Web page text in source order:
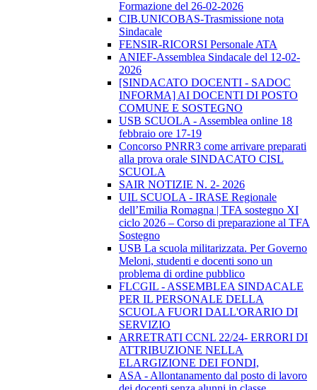
Formazione del 26-02-2026
CIB.UNICOBAS-Trasmissione nota
Sindacale
FENSIR-RICORSI Personale ATA
ANIEF-Assemblea Sindacale del 12-02-
2026
[SINDACATO DOCENTI - SADOC
INFORMA] AI DOCENTI DI POSTO
COMUNE E SOSTEGNO
USB SCUOLA - Assemblea online 18
febbraio ore 17-19
Concorso PNRR3 come arrivare preparati
alla prova orale SINDACATO CISL
SCUOLA
SAIR NOTIZIE N. 2- 2026
UIL SCUOLA - IRASE Regionale
dell’Emilia Romagna | TFA sostegno XI
ciclo 2026 – Corso di preparazione al TFA
Sostegno
USB La scuola militarizzata. Per Governo
Meloni, studenti e docenti sono un
problema di ordine pubblico
FLCGIL - ASSEMBLEA SINDACALE
PER IL PERSONALE DELLA
SCUOLA FUORI DALL'ORARIO DI
SERVIZIO
ARRETRATI CCNL 22/24- ERRORI DI
ATTRIBUZIONE NELLA
ELARGIZIONE DEI FONDI,
ASA - Allontanamento dal posto di lavoro